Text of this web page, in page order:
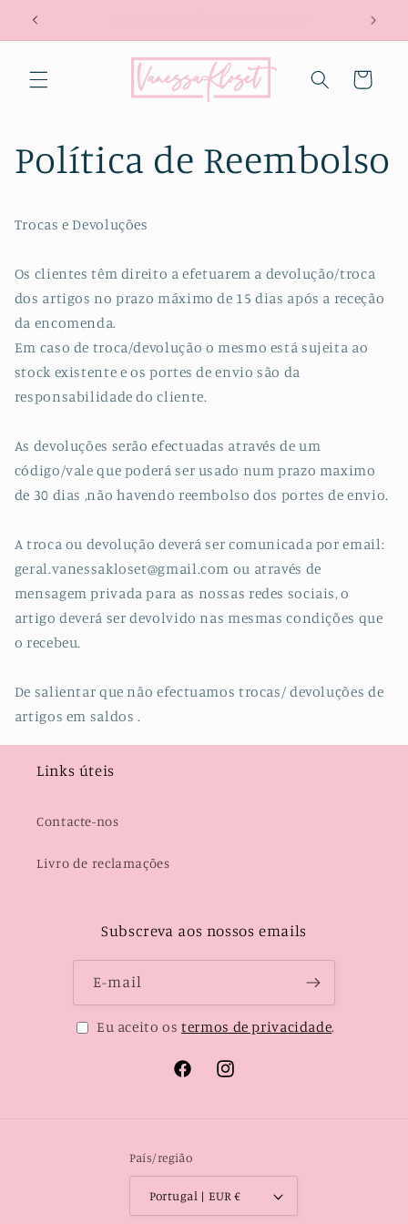
para o
conteúdo
Carrinho
Política de Reembolso
Trocas e Devoluções
Os clientes têm direito a efetuarem a devolução/troca
dos artigos no prazo máximo de 15 dias após a receção
da encomenda.
Em caso de troca/devolução o mesmo está sujeita ao
stock existente e os portes de envio são da
responsabilidade do cliente.
As devoluções serão efectuadas através de um
código/vale que poderá ser usado num prazo maximo
de 30 dias ,não havendo reembolso dos portes de envio.
A troca ou devolução deverá ser comunicada por email:
geral.vanessakloset@gmail.com ou através de
mensagem privada para as nossas redes sociais, o
artigo deverá ser devolvido nas mesmas condições que
o recebeu.
De salientar que não efectuamos trocas/ devoluções de
artigos em saldos .
Links úteis
Contacte-nos
Livro de reclamações
Subscreva aos nossos emails
E-mail
Eu aceito ostermos de privacidade.
FacebookInstagram
País/região
Portugal | EUR €